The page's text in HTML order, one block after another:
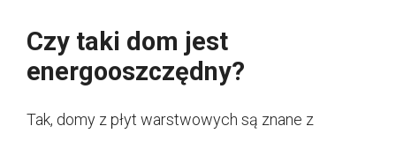
Czy taki dom jest
energooszczędny?
Tak, domy z płyt warstwowych są znane z